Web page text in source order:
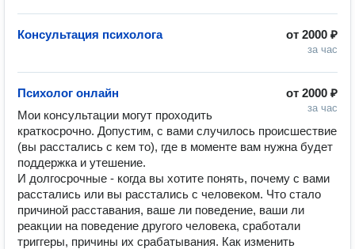
от 2000 ₽
за час
Консультация психолога
от 2000 ₽
за час
Психолог онлайн
Мои консультации могут проходить
краткосрочно. Допустим, с вами случилось происшествие
(вы расстались с кем то), где в моменте вам нужна будет
поддержка и утешение.
И долгосрочные - когда вы хотите понять, почему с вами
расстались или вы расстались с человеком. Что стало
причиной расставания, ваше ли поведение, ваши ли
реакции на поведение другого человека, сработали
триггеры, причины их срабатывания. Как изменить